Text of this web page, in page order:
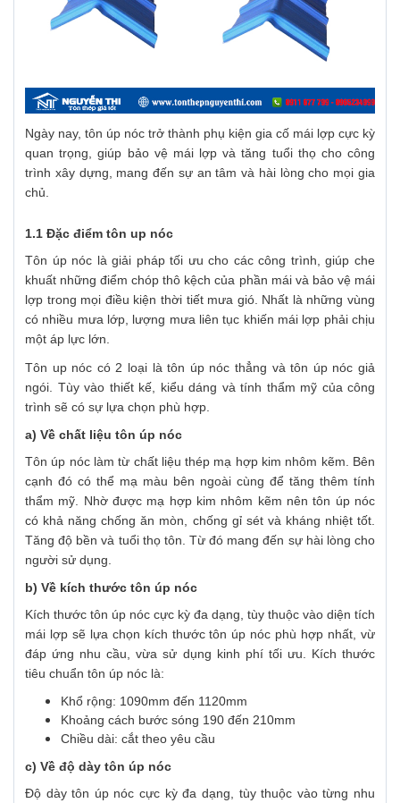
Ngày nay, tôn úp nóc trở thành phụ kiện gia cố mái lợp cực kỳ
quan trọng, giúp bảo vệ mái lợp và tăng tuổi thọ cho công
trình xây dựng, mang đến sự an tâm và hài lòng cho mọi gia
chủ.
1.1 Đặc điểm tôn up nóc
Tôn úp nóc là giải pháp tối ưu cho các công trình, giúp che
khuất những điểm chóp thô kệch của phần mái và bảo vệ mái
lợp trong mọi điều kiện thời tiết mưa gió. Nhất là những vùng
có nhiều mưa lớp, lượng mưa liên tục khiến mái lợp phải chịu
một áp lực lớn.
Tôn up nóc có 2 loại là tôn úp nóc thẳng và tôn úp nóc giả
ngói. Tùy vào thiết kế, kiểu dáng và tính thẩm mỹ của công
trình sẽ có sự lựa chọn phù hợp.
a) Về chất liệu tôn úp nóc
Tôn úp nóc làm từ chất liệu thép mạ hợp kim nhôm kẽm. Bên
cạnh đó có thể mạ màu bên ngoài cùng để tăng thêm tính
thẩm mỹ. Nhờ được mạ hợp kim nhôm kẽm nên tôn úp nóc
có khả năng chống ăn mòn, chống gỉ sét và kháng nhiệt tốt.
Tăng độ bền và tuổi thọ tôn. Từ đó mang đến sự hài lòng cho
người sử dụng.
b) Về kích thước tôn úp nóc
Kích thước tôn úp nóc cực kỳ đa dạng, tùy thuộc vào diện tích
mái lợp sẽ lựa chọn kích thước tôn úp nóc phù hợp nhất, vừ
đáp ứng nhu cầu, vừa sử dụng kinh phí tối ưu. Kích thước
tiêu chuẩn tôn úp nóc là:
Khổ rộng: 1090mm đến 1120mm
Khoảng cách bước sóng 190 đến 210mm
Chiều dài: cắt theo yêu cầu
c) Về độ dày tôn úp nóc
Độ dày tôn úp nóc cực kỳ đa dạng, tùy thuộc vào từng nhu